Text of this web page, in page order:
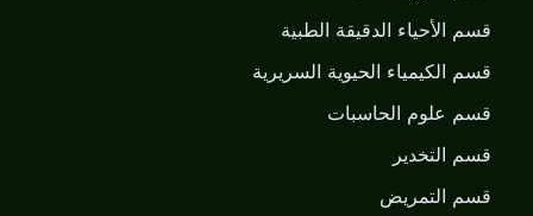
قسم الأحياء الدقيقة الطبية
قسم الكيمياء الحيوية السريرية
قسم علوم الحاسبات
قسم التخدير
قسم التمريض